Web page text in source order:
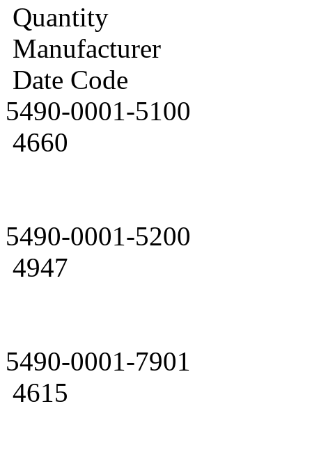
Quantity
Manufacturer
Date Code
5490-0001-5100
4660
5490-0001-5200
4947
5490-0001-7901
4615